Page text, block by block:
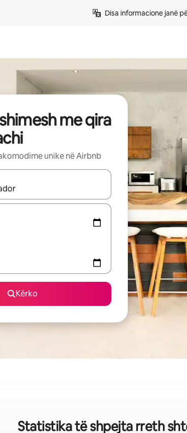
Disa informacione janë
me qira
unike në Airbnb
të disponueshme, lëviz me butonat e shigjetave lart e
Kërko
Statistika të shpejta rreth